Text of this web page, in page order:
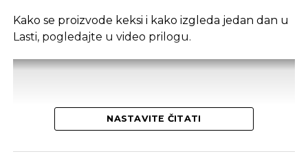
Također, prisutnost digitalnih nomada u coworking
prostorima doprinosi raznolikosti i širenju znanja,
Potencijal za Čapljinu
Unatoč rastućoj popularnosti coworking prostora,
Kako se proizvode keksi i kako izgleda jedan dan u
Lasti, pogledajte u video prilogu.
NASTAVITE ČITATI